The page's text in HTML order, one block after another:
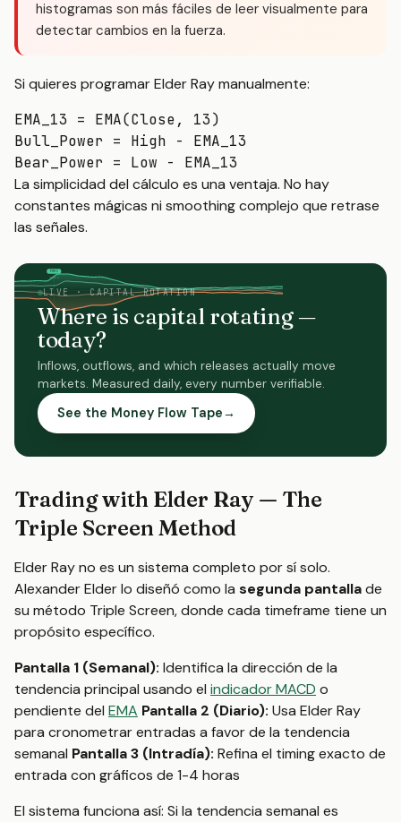
histogramas son más fáciles de leer visualmente para
detectar cambios en la fuerza.
Si quieres programar Elder Ray manualmente:
EMA_13 = EMA(Close, 13)
Bull_Power = High - EMA_13
La simplicidad del cálculo es una ventaja. No hay
constantes mágicas ni smoothing complejo que retrase
las señales.
LIVE · CAPITAL ROTATION
Where is capital rotating —
today?
Inflows, outflows, and which releases actually move
markets. Measured daily, every number verifiable.
See the Money Flow Tape→
Trading with Elder Ray — The
Triple Screen Method
Elder Ray no es un sistema completo por sí solo.
Alexander Elder lo diseñó como la segunda pantallade
su método Triple Screen, donde cada timeframe tiene un
propósito específico.
Pantalla 1 (Semanal): Identifica la dirección de la
tendencia principal usando el indicador MACD o
pendiente del EMA Pantalla 2 (Diario): Usa Elder Ray
para cronometrar entradas a favor de la tendencia
semanal Pantalla 3 (Intradía): Refina el timing exacto de
entrada con gráficos de 1-4 horas
El sistema funciona así: Si la tendencia semanal es